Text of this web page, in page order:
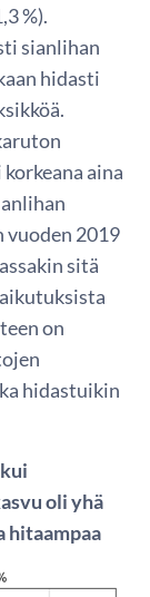
%).
sianlihan
hidasti
aina
2019
sitä
on
hidastuikin
oli yhä
hitaampaa